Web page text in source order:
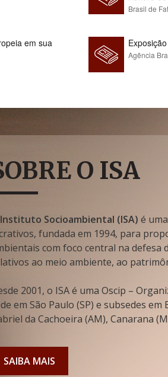
Brasil de
em sua
Agência
O ISA
Instituto Socioambiental (ISA) é
fundada em 1994, para
com foco central na defesa
ao meio ambiente, ao
2001, o ISA é uma Oscip –
em São Paulo (SP) e subsedes
da Cachoeira (AM), Canarana
SAIBA MAIS